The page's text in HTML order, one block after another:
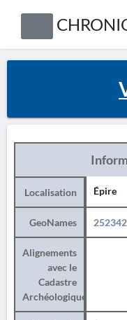
Localisation Épire
GeoNames 252342
Alignements
avec le
Cadastre
Archéologique